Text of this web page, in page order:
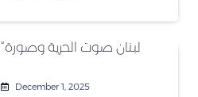
“لبنان صوت الحرية وصورة
December 1, 2025